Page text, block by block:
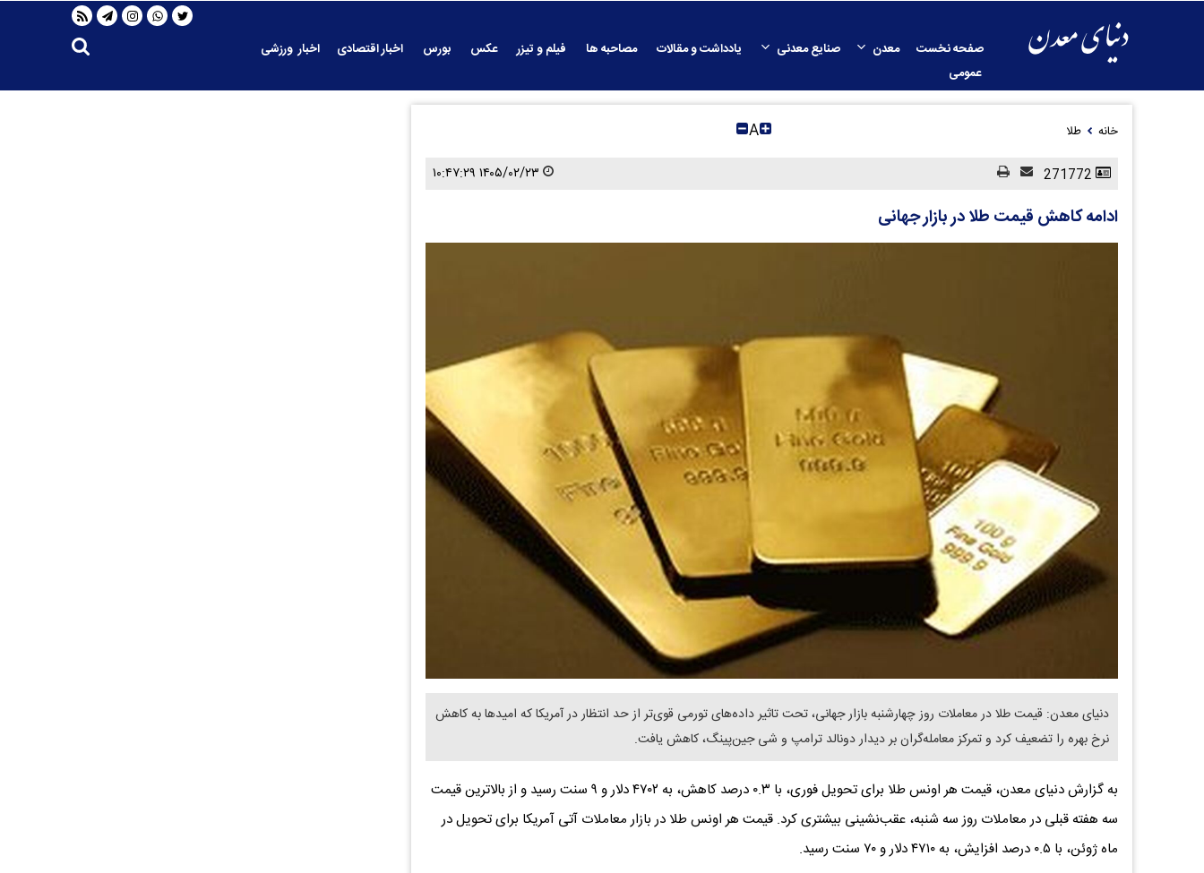
صفحه نخست معدن صنایع معدنی یادداشت و مقالات مصاحبه ها فیلم و تیزر عکس بورس اخبار اقتصادی
اخبار ورزشی
عمومی
خانه طلا A
۱۴۰۵/۰۲/۲۳ ۱۰:۴۷:۲۹
ادامه کاهش قیمت طلا در بازار جهانی
​دنیای معدن: قیمت طلا در معاملات روز چهارشنبه بازار جهانی، تحت تاثیر داده‌های تورمی قوی‌تر از حد انتظار در آمریکا که امیدها به کاهش
نرخ بهره را تضعیف کرد و تمرکز معامله‌گران بر دیدار دونالد ترامپ و شی جین‌پینگ، کاهش یافت.
به گزارش دنیای معدن، قیمت هر اونس طلا برای تحویل فوری، با ۰.۳ درصد کاهش، به ۴۷۰۲ دلار و ۹ سنت رسید و از بالاترین قیمت
سه هفته قبلی در معاملات روز سه شنبه، عقب‌نشینی بیشتری کرد. قیمت هر اونس طلا در بازار معاملات آتی آمریکا برای تحویل در
ماه ژوئن، با ۰.۵ درصد افزایش، به ۴۷۱۰ دلار و ۷۰ سنت رسید.